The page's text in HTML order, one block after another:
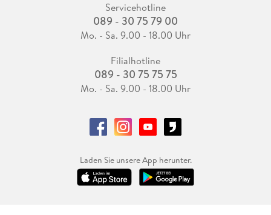
Servicehotline
089 - 30 75 79 00
Mo. - Sa. 9.00 - 18.00 Uhr
Filialhotline
089 - 30 75 75 75
Mo. - Sa. 9.00 - 18.00 Uhr
Laden Sie unsere App herunter.